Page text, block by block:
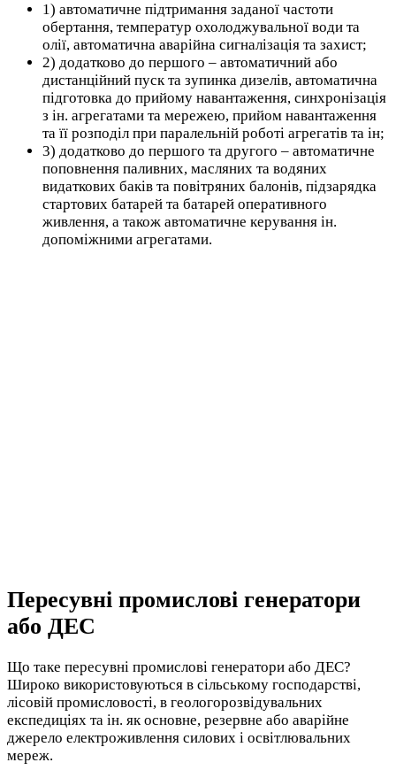
1) автоматичне підтримання заданої частоти
обертання, температур охолоджувальної води та
олії, автоматична аварійна сигналізація та захист;
2) додатково до першого – автоматичний або
дистанційний пуск та зупинка дизелів, автоматична
підготовка до прийому навантаження, синхронізація
з ін. агрегатами та мережею, прийом навантаження
та її розподіл при паралельній роботі агрегатів та ін;
3) додатково до першого та другого – автоматичне
поповнення паливних, масляних та водяних
видаткових баків та повітряних балонів, підзарядка
стартових батарей та батарей оперативного
живлення, а також автоматичне керування ін.
допоміжними агрегатами.
Пересувні промислові генератори
або ДЕС
Що таке пересувні промислові генератори або ДЕС?
Широко використовуються в сільському господарстві,
лісовій промисловості, в геологорозвідувальних
експедиціях та ін. як основне, резервне або аварійне
джерело електроживлення силових і освітлювальних
мереж.